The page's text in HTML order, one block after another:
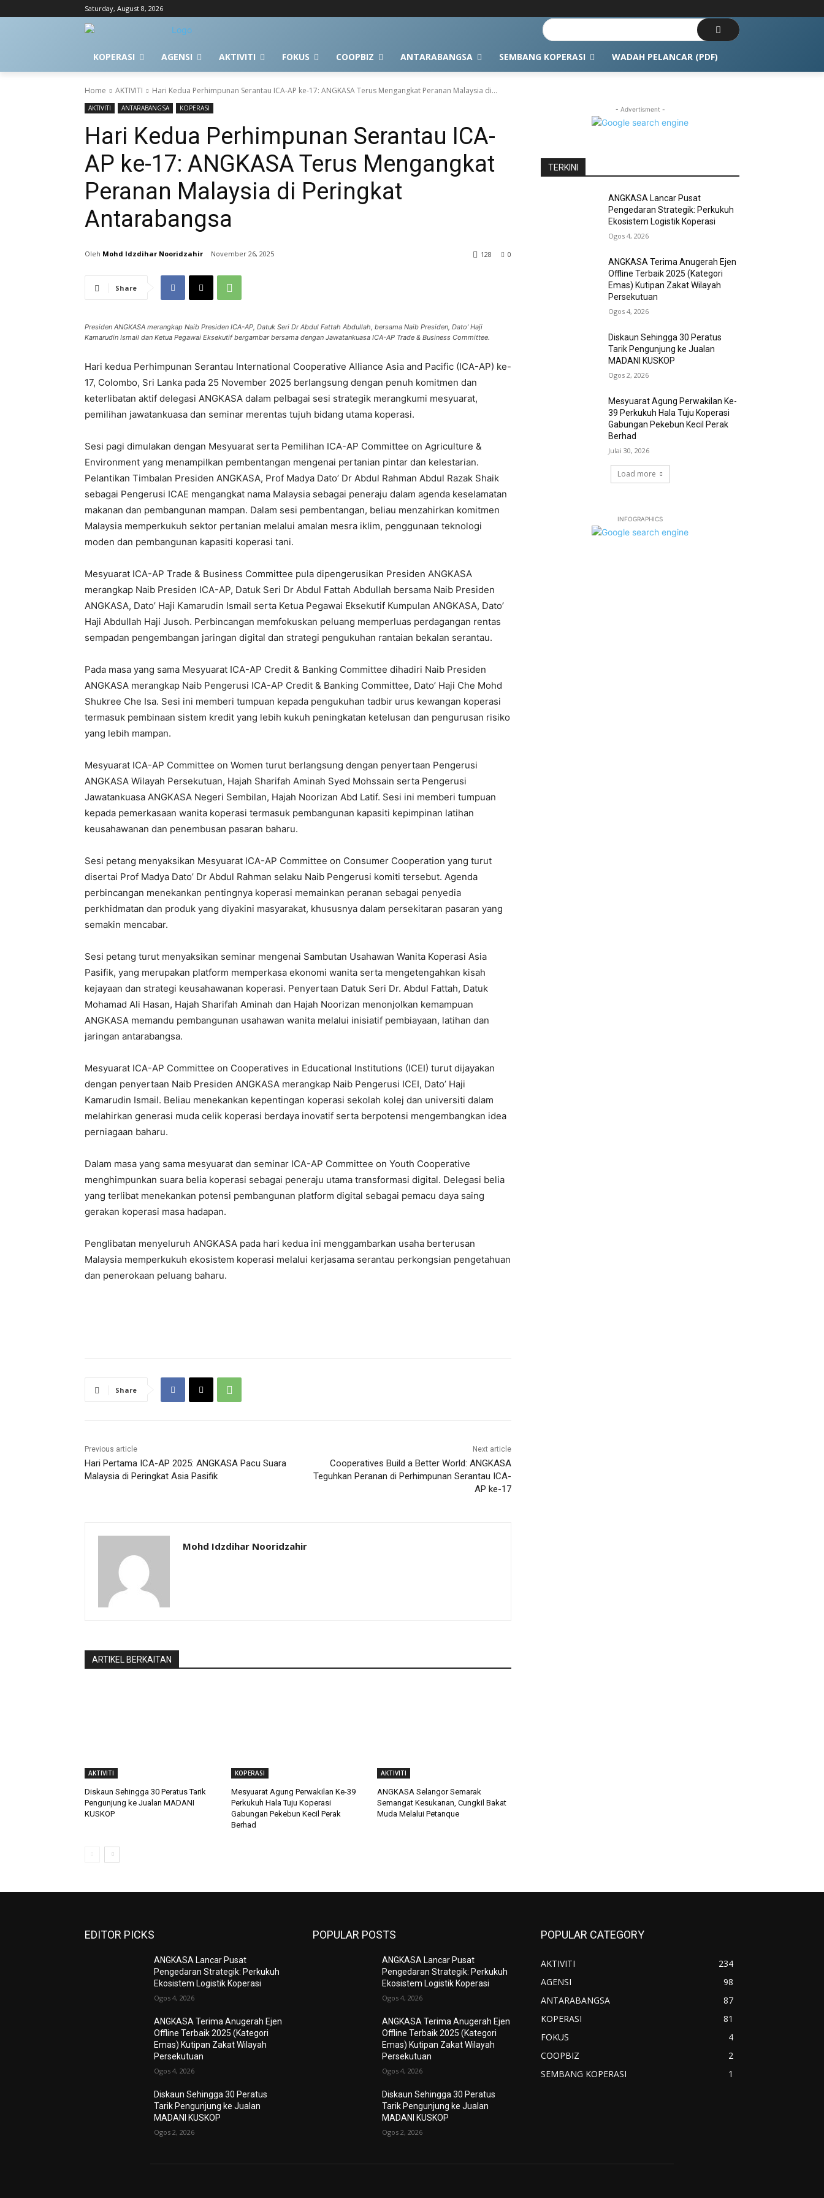
Saturday, August 8, 2026
KOPERASI AGENSI AKTIVITI FOKUS COOPBIZ ANTARABANGSA SEMBANG KOPERASI WADAH PELANCAR (PDF)
Home AKTIVITI Hari Kedua Perhimpunan Serantau ICA-AP ke-17: ANGKASA Terus Mengangkat Peranan Malaysia di...
AKTIVITI ANTARABANGSA KOPERASI
Hari Kedua Perhimpunan Serantau ICA-
AP ke-17: ANGKASA Terus Mengangkat
Peranan Malaysia di Peringkat
Antarabangsa
Mohd Idzdihar Nooridzahir November 26, 2025 0
128
Share
Presiden ANGKASA merangkap Naib Presiden ICA-AP, Datuk Seri Dr Abdul Fattah Abdullah, bersama Naib Presiden, Dato’ Haji
Kamarudin Ismail dan Ketua Pegawai Eksekutif bergambar bersama dengan Jawatankuasa ICA-AP Trade & Business Committee.
Hari kedua Perhimpunan Serantau International Cooperative Alliance Asia and Pacific (ICA-AP) ke-
17, Colombo, Sri Lanka pada 25 November 2025 berlangsung dengan penuh komitmen dan
keterlibatan aktif delegasi ANGKASA dalam pelbagai sesi strategik merangkumi mesyuarat,
pemilihan jawatankuasa dan seminar merentas tujuh bidang utama koperasi.
Sesi pagi dimulakan dengan Mesyuarat serta Pemilihan ICA-AP Committee on Agriculture &
Environment yang menampilkan pembentangan mengenai pertanian pintar dan kelestarian.
Pelantikan Timbalan Presiden ANGKASA, Prof Madya Dato’ Dr Abdul Rahman Abdul Razak Shaik
sebagai Pengerusi ICAE mengangkat nama Malaysia sebagai peneraju dalam agenda keselamatan
makanan dan pembangunan mampan. Dalam sesi pembentangan, beliau menzahirkan komitmen
Malaysia memperkukuh sektor pertanian melalui amalan mesra iklim, penggunaan teknologi
moden dan pembangunan kapasiti koperasi tani.
Mesyuarat ICA-AP Trade & Business Committee pula dipengerusikan Presiden ANGKASA
merangkap Naib Presiden ICA-AP, Datuk Seri Dr Abdul Fattah Abdullah bersama Naib Presiden
ANGKASA, Dato’ Haji Kamarudin Ismail serta Ketua Pegawai Eksekutif Kumpulan ANGKASA, Dato’
Haji Abdullah Haji Jusoh. Perbincangan memfokuskan peluang memperluas perdagangan rentas
sempadan pengembangan jaringan digital dan strategi pengukuhan rantaian bekalan serantau.
Pada masa yang sama Mesyuarat ICA-AP Credit & Banking Committee dihadiri Naib Presiden
ANGKASA merangkap Naib Pengerusi ICA-AP Credit & Banking Committee, Dato’ Haji Che Mohd
Shukree Che Isa. Sesi ini memberi tumpuan kepada pengukuhan tadbir urus kewangan koperasi
termasuk pembinaan sistem kredit yang lebih kukuh peningkatan ketelusan dan pengurusan risiko
yang lebih mampan.
Mesyuarat ICA-AP Committee on Women turut berlangsung dengan penyertaan Pengerusi
ANGKASA Wilayah Persekutuan, Hajah Sharifah Aminah Syed Mohssain serta Pengerusi
Jawatankuasa ANGKASA Negeri Sembilan, Hajah Noorizan Abd Latif. Sesi ini memberi tumpuan
kepada pemerkasaan wanita koperasi termasuk pembangunan kapasiti kepimpinan latihan
keusahawanan dan penembusan pasaran baharu.
Sesi petang menyaksikan Mesyuarat ICA-AP Committee on Consumer Cooperation yang turut
disertai Prof Madya Dato’ Dr Abdul Rahman selaku Naib Pengerusi komiti tersebut. Agenda
perbincangan menekankan pentingnya koperasi memainkan peranan sebagai penyedia
perkhidmatan dan produk yang diyakini masyarakat, khususnya dalam persekitaran pasaran yang
semakin mencabar.
Sesi petang turut menyaksikan seminar mengenai Sambutan Usahawan Wanita Koperasi Asia
Pasifik, yang merupakan platform memperkasa ekonomi wanita serta mengetengahkan kisah
kejayaan dan strategi keusahawanan koperasi. Penyertaan Datuk Seri Dr. Abdul Fattah, Datuk
Mohamad Ali Hasan, Hajah Sharifah Aminah dan Hajah Noorizan menonjolkan kemampuan
ANGKASA memandu pembangunan usahawan wanita melalui inisiatif pembiayaan, latihan dan
jaringan antarabangsa.
Mesyuarat ICA-AP Committee on Cooperatives in Educational Institutions (ICEI) turut dijayakan
dengan penyertaan Naib Presiden ANGKASA merangkap Naib Pengerusi ICEI, Dato’ Haji
Kamarudin Ismail. Beliau menekankan kepentingan koperasi sekolah kolej dan universiti dalam
melahirkan generasi muda celik koperasi berdaya inovatif serta berpotensi mengembangkan idea
perniagaan baharu.
Dalam masa yang sama mesyuarat dan seminar ICA-AP Committee on Youth Cooperative
menghimpunkan suara belia koperasi sebagai peneraju utama transformasi digital. Delegasi belia
yang terlibat menekankan potensi pembangunan platform digital sebagai pemacu daya saing
gerakan koperasi masa hadapan.
Penglibatan menyeluruh ANGKASA pada hari kedua ini menggambarkan usaha berterusan
Malaysia memperkukuh ekosistem koperasi melalui kerjasama serantau perkongsian pengetahuan
dan penerokaan peluang baharu.
Share
Previous article
Hari Pertama ICA-AP 2025: ANGKASA Pacu Suara
Malaysia di Peringkat Asia Pasifik
Next article
Cooperatives Build a Better World: ANGKASA
Teguhkan Peranan di Perhimpunan Serantau ICA-
AP ke-17
Mohd Idzdihar Nooridzahir
ARTIKEL BERKAITAN
AKTIVITI
Diskaun Sehingga 30 Peratus Tarik
Pengunjung ke Jualan MADANI
KUSKOP
KOPERASI
Mesyuarat Agung Perwakilan Ke-39
Perkukuh Hala Tuju Koperasi
Gabungan Pekebun Kecil Perak
Berhad
AKTIVITI
ANGKASA Selangor Semarak
Semangat Kesukanan, Cungkil Bakat
Muda Melalui Petanque
- Advertisment -
TERKINI
ANGKASA Lancar Pusat
Pengedaran Strategik: Perkukuh
Ekosistem Logistik Koperasi
Ogos 4, 2026
ANGKASA Terima Anugerah Ejen
Offline Terbaik 2025 (Kategori
Emas) Kutipan Zakat Wilayah
Persekutuan
Ogos 4, 2026
Diskaun Sehingga 30 Peratus
Tarik Pengunjung ke Jualan
MADANI KUSKOP
Ogos 2, 2026
Mesyuarat Agung Perwakilan Ke-
39 Perkukuh Hala Tuju Koperasi
Gabungan Pekebun Kecil Perak
Berhad
Julai 30, 2026
Load more
INFOGRAPHICS
EDITOR PICKS
ANGKASA Lancar Pusat
Pengedaran Strategik: Perkukuh
Ekosistem Logistik Koperasi
Ogos 4, 2026
ANGKASA Terima Anugerah Ejen
Offline Terbaik 2025 (Kategori
Emas) Kutipan Zakat Wilayah
Persekutuan
Ogos 4, 2026
Diskaun Sehingga 30 Peratus
Tarik Pengunjung ke Jualan
MADANI KUSKOP
Ogos 2, 2026
POPULAR POSTS
ANGKASA Lancar Pusat
Pengedaran Strategik: Perkukuh
Ekosistem Logistik Koperasi
Ogos 4, 2026
ANGKASA Terima Anugerah Ejen
Offline Terbaik 2025 (Kategori
Emas) Kutipan Zakat Wilayah
Persekutuan
Ogos 4, 2026
Diskaun Sehingga 30 Peratus
Tarik Pengunjung ke Jualan
MADANI KUSKOP
Ogos 2, 2026
POPULAR CATEGORY
AKTIVITI
234
AGENSI
98
ANTARABANGSA
87
KOPERASI
81
FOKUS
4
COOPBIZ
2
SEMBANG KOPERASI
1